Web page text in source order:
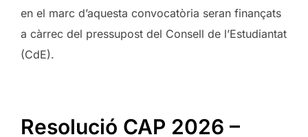
en el marc d’aquesta convocatòria seran finançats
a càrrec del pressupost del Consell de l’Estudiantat
(CdE).
Resolució CAP 2026 –